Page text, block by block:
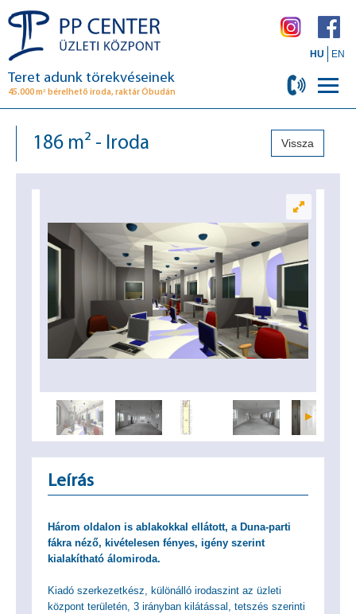
Teret adunk törekvéseinek
45.000 m2 bérelhető iroda, raktár Óbudán
HU EN
186 m² - Iroda Vissza
Leírás
Három oldalon is ablakokkal ellátott, a Duna-parti
fákra néző, kivételesen fényes, igény szerint
kialakítható álomiroda.
Kiadó szerkezetkész, különálló irodaszint az üzleti
központ területén, 3 irányban kilátással, tetszés szerinti